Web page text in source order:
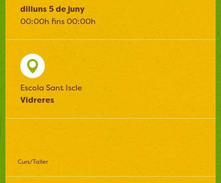
dilluns 5 de juny
00:00h fins 00:00h
Escola Sant Iscle
Vidreres
Curs/Taller